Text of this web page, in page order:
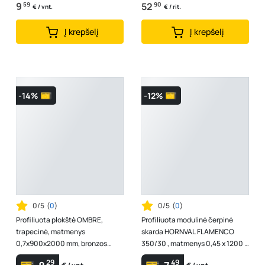
9 59 € / vnt.
Į krepšelį
52 90 € / rit.
Į krepšelį
-14%
0/5 (0)
Profiliuota plokštė OMBRE,
trapecinė, matmenys
0,7x900x2000 mm, bronzos
spalva, PVC lakštai skirti
29
-12%
0/5 (0)
Profiliuota modulinė čerpinė
skarda HORNVAL FLAMENCO
350/30 , matmenys 0,45 x 1200 x
49